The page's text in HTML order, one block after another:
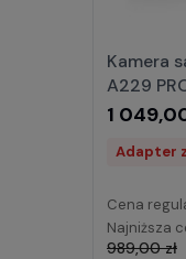
Kamera
A229
1
Adapter
Cena
Najniższa
989,00 zł